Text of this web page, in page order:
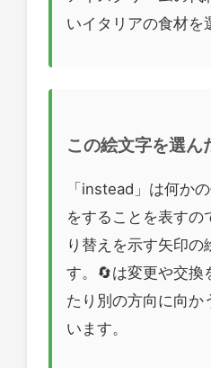
いイタリアの食材を
この絵文字を選ん
「instead」は何か
をすることを表すの
り替えを示す矢印の
す。🔄は変更や交
たり別の方向に向か
います。